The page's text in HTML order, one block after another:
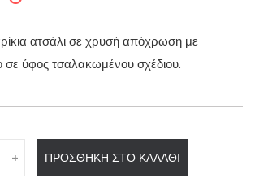
ατσάλι σε χρυσή απόχρωση με
σε ύφος τσαλακωμένου σχέδιου.
+ ΠΡΟΣΘΉΚΗ ΣΤΟ ΚΑΛΆΘΙ